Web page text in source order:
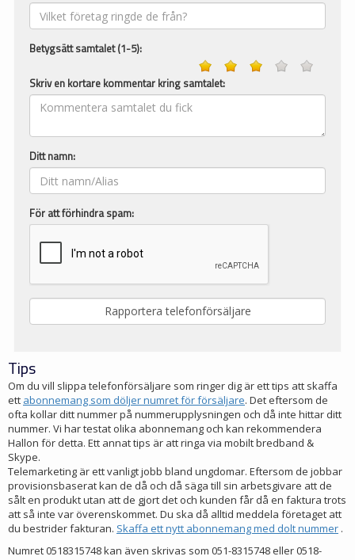
Betygsätt samtalet (1-5):
Skriv en kortare kommentar kring samtalet:
Ditt namn:
För att förhindra spam:
Tips
Om du vill slippa telefonförsäljare som ringer dig är ett tips att skaffa
ett abonnemang som döljer numret för försäljare. Det eftersom de
ofta kollar ditt nummer på nummerupplysningen och då inte hittar ditt
nummer. Vi har testat olika abonnemang och kan rekommendera
Hallon för detta. Ett annat tips är att ringa via mobilt bredband &
Skype.
Telemarketing är ett vanligt jobb bland ungdomar. Eftersom de jobbar
provisionsbaserat kan de då och då säga till sin arbetsgivare att de
sålt en produkt utan att de gjort det och kunden får då en faktura trots
att så inte var överenskommet. Du ska då alltid meddela företaget att
du bestrider fakturan. Skaffa ett nytt abonnemang med dolt nummer .
Numret 0518315748 kan även skrivas som 051-8315748 eller 0518-